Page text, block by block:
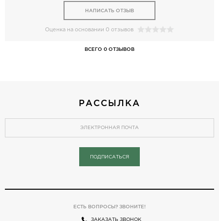
НАПИСАТЬ ОТЗЫВ
Оценка на основании 0 отзывов
ВСЕГО 0 ОТЗЫВОВ
РАССЫЛКА
ПОДПИСАТЬСЯ
ЕСТЬ ВОПРОСЫ? ЗВОНИТЕ!
ЗАКАЗАТЬ ЗВОНОК